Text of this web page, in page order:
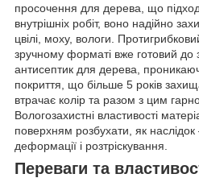
просочення для дерева, що
внутрішніх робіт, воно надійно
цвілі, моху, вологи.
зручному форматі вже готовий до
антисептик для дерева,
покриття, що більше 5 років
втрачає колір та разом з цим
Вологозахистні властивості
поверхням розбухати, як
деформації і розтріскування.
Переваги та